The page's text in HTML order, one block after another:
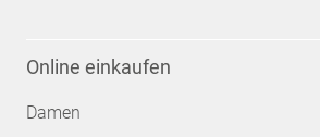
Online einkaufen
Damen